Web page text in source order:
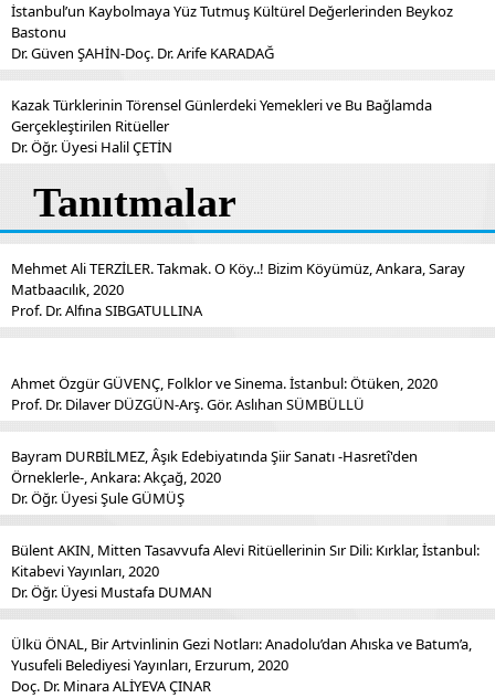
İstanbul’un Kaybolmaya Yüz Tutmuş Kültürel Değerlerinden Beykoz
Bastonu
Dr. Güven ŞAHİN-Doç. Dr. Arife KARADAĞ
Kazak Türklerinin Törensel Günlerdeki Yemekleri ve Bu Bağlamda
Gerçekleştirilen Ritüeller
Dr. Öğr. Üyesi Halil ÇETİN
Tanıtmalar
Mehmet Ali TERZİLER. Takmak. O Köy..! Bizim Köyümüz, Ankara, Saray
Matbaacılık, 2020
Prof. Dr. Alfına SIBGATULLINA
Ahmet Özgür GÜVENÇ, Folklor ve Sinema. İstanbul: Ötüken, 2020
Prof. Dr. Dilaver DÜZGÜN-Arş. Gör. Aslıhan SÜMBÜLLÜ
Bayram DURBİLMEZ, Âşık Edebiyatında Şiir Sanatı -Hasretî'den
Örneklerle-, Ankara: Akçağ, 2020
Dr. Öğr. Üyesi Şule GÜMÜŞ
Bülent AKIN, Mitten Tasavvufa Alevi Ritüellerinin Sır Dili: Kırklar, İstanbul:
Kitabevi Yayınları, 2020
Dr. Öğr. Üyesi Mustafa DUMAN
Ülkü ÖNAL, Bir Artvinlinin Gezi Notları: Anadolu’dan Ahıska ve Batum’a,
Yusufeli Belediyesi Yayınları, Erzurum, 2020
Doç. Dr. Minara ALİYEVA ÇINAR